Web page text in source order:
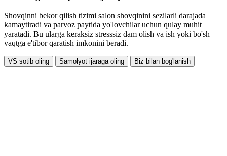
Shovqinni bekor qilish tizimi salon shovqinini sezilarli darajada
kamaytiradi va parvoz paytida yo'lovchilar uchun qulay muhit
yaratadi. Bu ularga keraksiz stresssiz dam olish va ish yoki bo'sh
vaqtga e'tibor qaratish imkonini beradi.
VS sotib oling Samolyot ijaraga oling Biz bilan bog'lanish